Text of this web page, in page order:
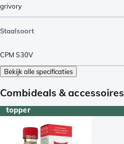
grivory
Staalsoort
CPM S30V
Bekijk alle specificaties
Combideals & accessoires
topper